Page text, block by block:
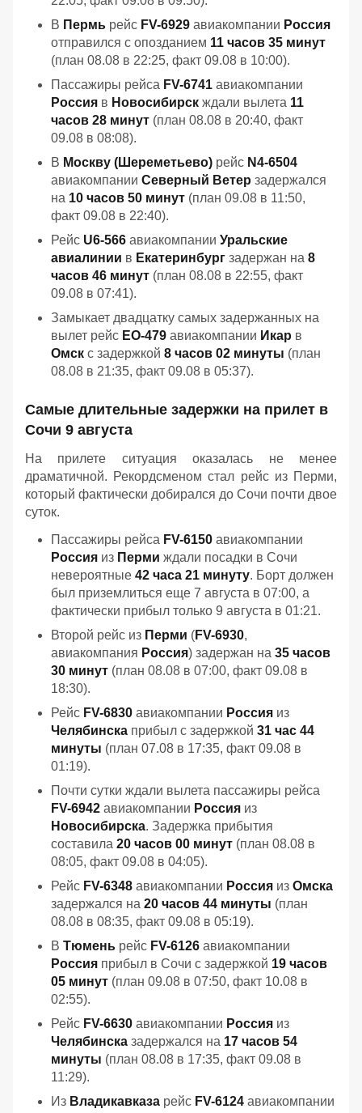
В Пермь рейс FV-6929 авиакомпании Россия
отправился с опозданием 11 часов 35 минут
(план 08.08 в 22:25, факт 09.08 в 10:00).
Пассажиры рейса FV-6741 авиакомпании
Россия в Новосибирск ждали вылета 11
часов 28 минут (план 08.08 в 20:40, факт
09.08 в 08:08).
В Москву (Шереметьево) рейс N4-6504
авиакомпании Северный Ветер задержался
на 10 часов 50 минут (план 09.08 в 11:50,
факт 09.08 в 22:40).
Рейс U6-566 авиакомпании Уральские
авиалинии в Екатеринбург задержан на 8
часов 46 минут (план 08.08 в 22:55, факт
09.08 в 07:41).
Замыкает двадцатку самых задержанных на
вылет рейс EO-479 авиакомпании Икар в
Омск с задержкой 8 часов 02 минуты (план
08.08 в 21:35, факт 09.08 в 05:37).
Самые длительные задержки на прилет в
Сочи 9 августа
На прилете ситуация оказалась не менее
драматичной. Рекордсменом стал рейс из Перми,
который фактически добирался до Сочи почти двое
суток.
Пассажиры рейса FV-6150 авиакомпании
Россия из Перми ждали посадки в Сочи
невероятные 42 часа 21 минуту. Борт должен
был приземлиться еще 7 августа в 07:00, а
фактически прибыл только 9 августа в 01:21.
Второй рейс из Перми (FV-6930,
авиакомпания Россия) задержан на 35 часов
30 минут (план 08.08 в 07:00, факт 09.08 в
18:30).
Рейс FV-6830 авиакомпании Россия из
Челябинска прибыл с задержкой 31 час 44
минуты (план 07.08 в 17:35, факт 09.08 в
01:19).
Почти сутки ждали вылета пассажиры рейса
FV-6942 авиакомпании Россия из
Новосибирска. Задержка прибытия
составила 20 часов 00 минут (план 08.08 в
08:05, факт 09.08 в 04:05).
Рейс FV-6348 авиакомпании Россия из Омска
задержался на 20 часов 44 минуты (план
08.08 в 08:35, факт 09.08 в 05:19).
В Тюмень рейс FV-6126 авиакомпании
Россия прибыл в Сочи с задержкой 19 часов
05 минут (план 09.08 в 07:50, факт 10.08 в
02:55).
Рейс FV-6630 авиакомпании Россия из
Челябинска задержался на 17 часов 54
минуты (план 08.08 в 17:35, факт 09.08 в
11:29).
Из Владикавказа рейс FV-6124 авиакомпании